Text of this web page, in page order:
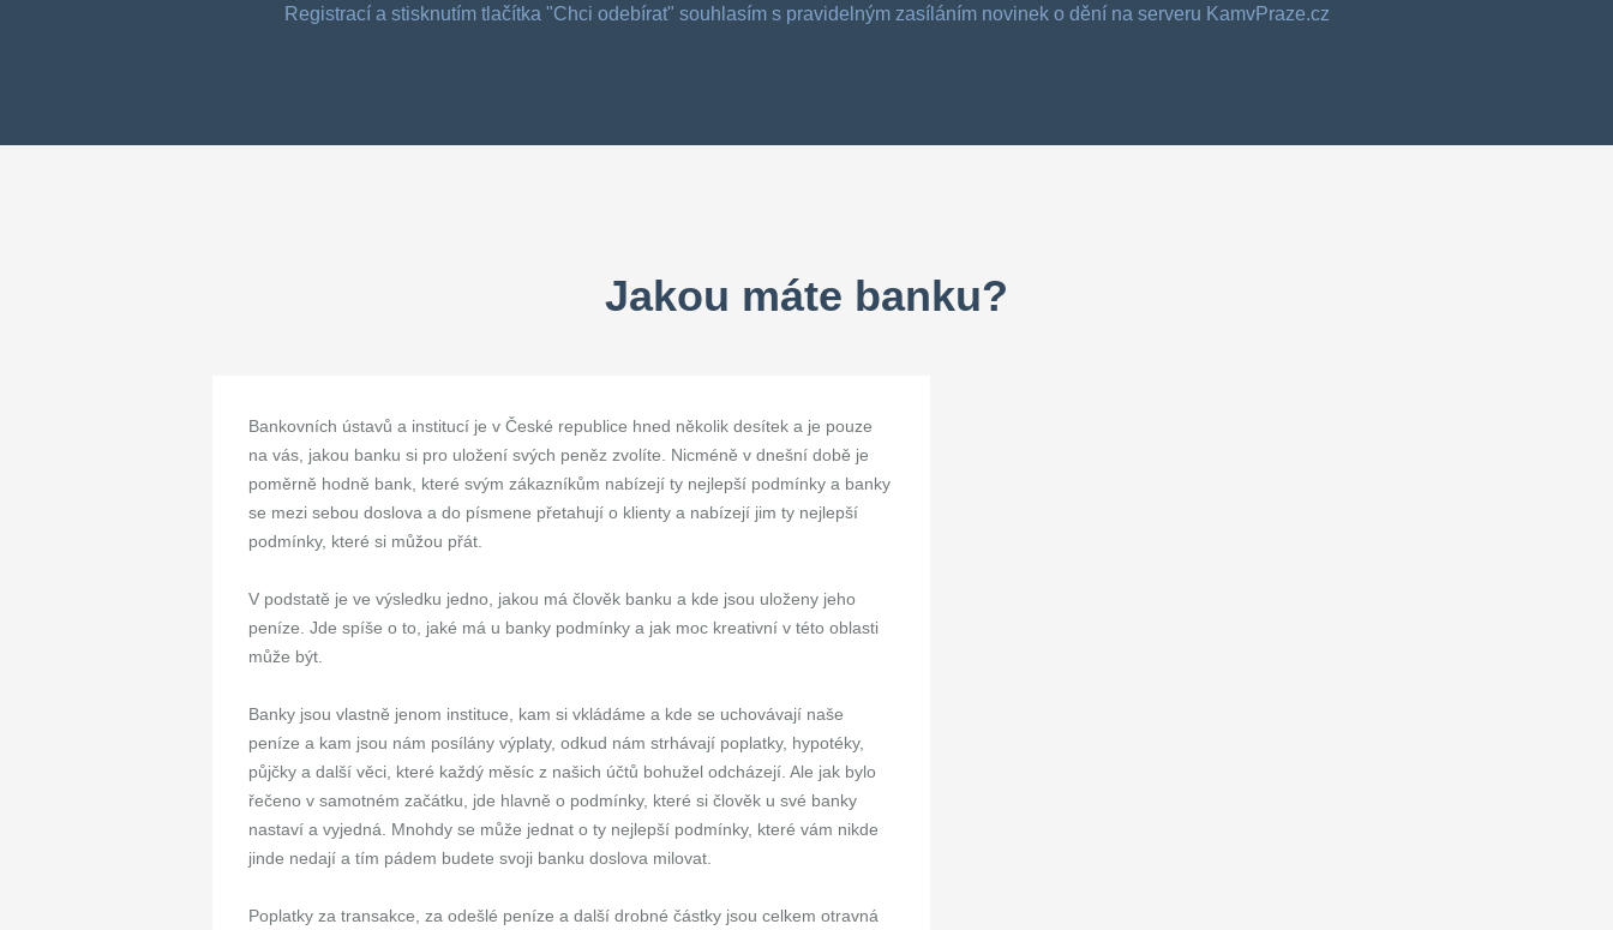
Registrací a stisknutím tlačítka "Chci odebírat" souhlasím s pravidelným zasíláním novinek o dění na serveru KamvPraze.cz
Jakou máte banku?
Bankovních ústavů a institucí je v České republice hned několik desítek a je pouze
na vás, jakou banku si pro uložení svých peněz zvolíte. Nicméně v dnešní době je
poměrně hodně bank, které svým zákazníkům nabízejí ty nejlepší podmínky a banky
se mezi sebou doslova a do písmene přetahují o klienty a nabízejí jim ty nejlepší
podmínky, které si můžou přát.
V podstatě je ve výsledku jedno, jakou má člověk banku a kde jsou uloženy jeho
peníze. Jde spíše o to, jaké má u banky podmínky a jak moc kreativní v této oblasti
může být.
Banky jsou vlastně jenom instituce, kam si vkládáme a kde se uchovávají naše
peníze a kam jsou nám posílány výplaty, odkud nám strhávají poplatky, hypotéky,
půjčky a další věci, které každý měsíc z našich účtů bohužel odcházejí. Ale jak bylo
řečeno v samotném začátku, jde hlavně o podmínky, které si člověk u své banky
nastaví a vyjedná. Mnohdy se může jednat o ty nejlepší podmínky, které vám nikde
jinde nedají a tím pádem budete svoji banku doslova milovat.
Poplatky za transakce, za odešlé peníze a další drobné částky jsou celkem otravná